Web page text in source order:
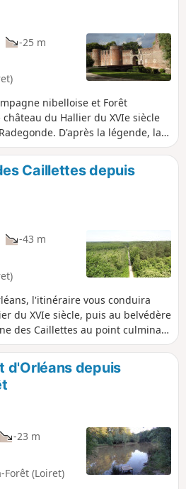
-25 m
nibelloise et Forêt
du Hallier du XVIe siècle
D'après la légende, la
jaillir d'un coup de talon une
Caillettes depuis
-43 m
l'itinéraire vous conduira
du XVIe siècle, puis au belvédère
des Caillettes au point culminant
occasion d'admirer le massif
d'Orléans depuis
-23 m
Forêt (Loiret)